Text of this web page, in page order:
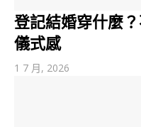
登記結婚穿什麼
儀式感
1 7 月, 2026